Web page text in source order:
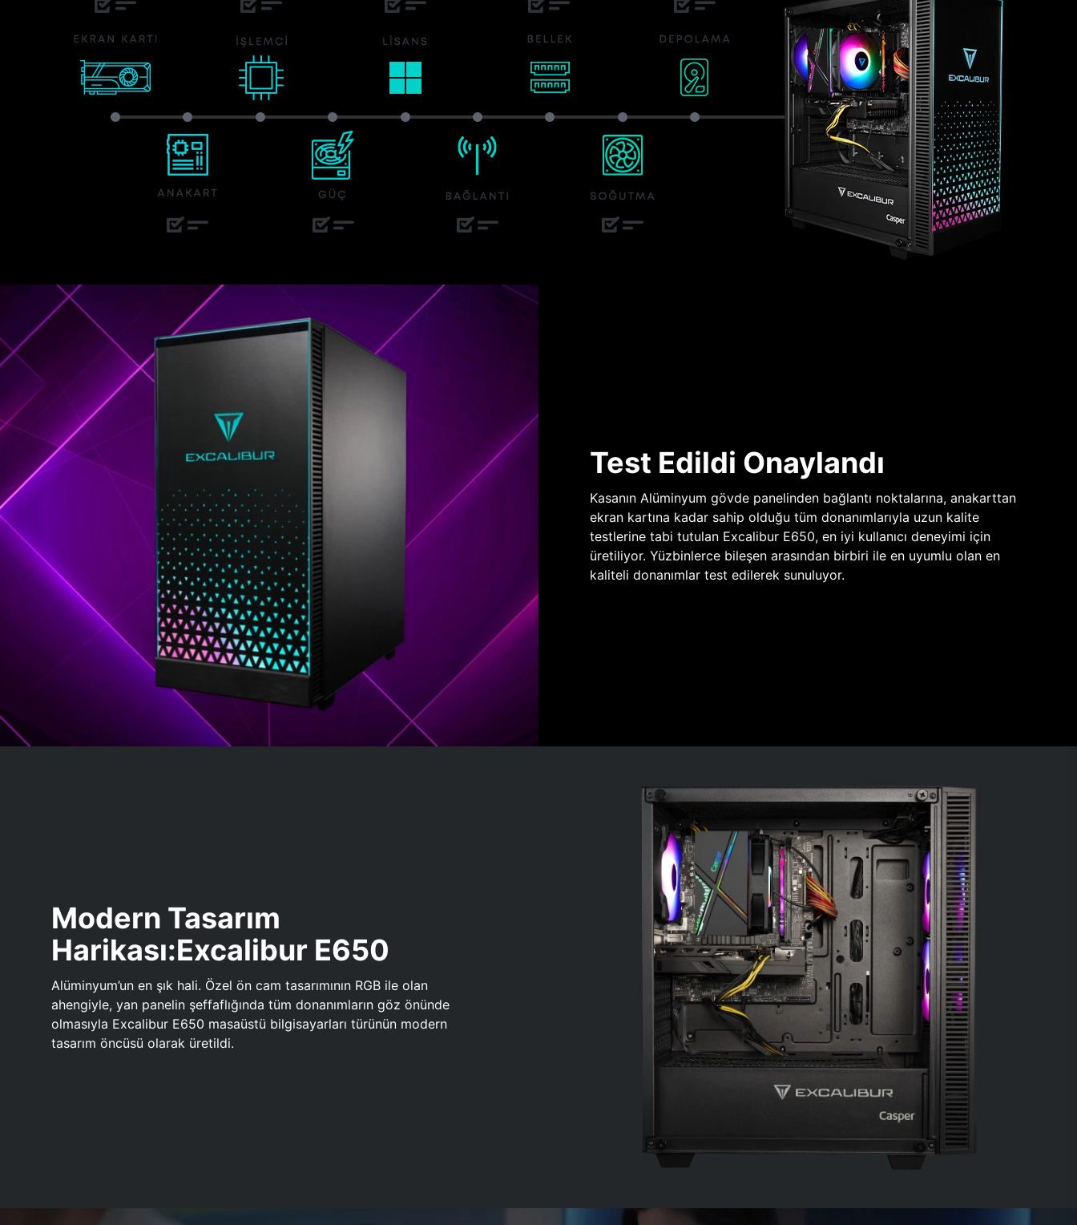
Test Edildi Onaylandı
Kasanın Alüminyum gövde panelinden bağlantı noktalarına, anakarttan
ekran kartına kadar sahip olduğu tüm donanımlarıyla uzun kalite
testlerine tabi tutulan Excalibur E650, en iyi kullanıcı deneyimi için
üretiliyor. Yüzbinlerce bileşen arasından birbiri ile en uyumlu olan en
kaliteli donanımlar test edilerek sunuluyor.
Modern Tasarım
Harikası:Excalibur E650
Alüminyum’un en şık hali. Özel ön cam tasarımının RGB ile olan
ahengiyle, yan panelin şeffaflığında tüm donanımların göz önünde
olmasıyla Excalibur E650 masaüstü bilgisayarları türünün modern
tasarım öncüsü olarak üretildi.